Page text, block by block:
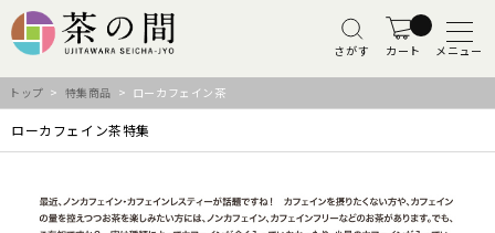
さがす カート メニュー
トップ > 特集商品 > ローカフェイン茶
ローカフェイン茶特集